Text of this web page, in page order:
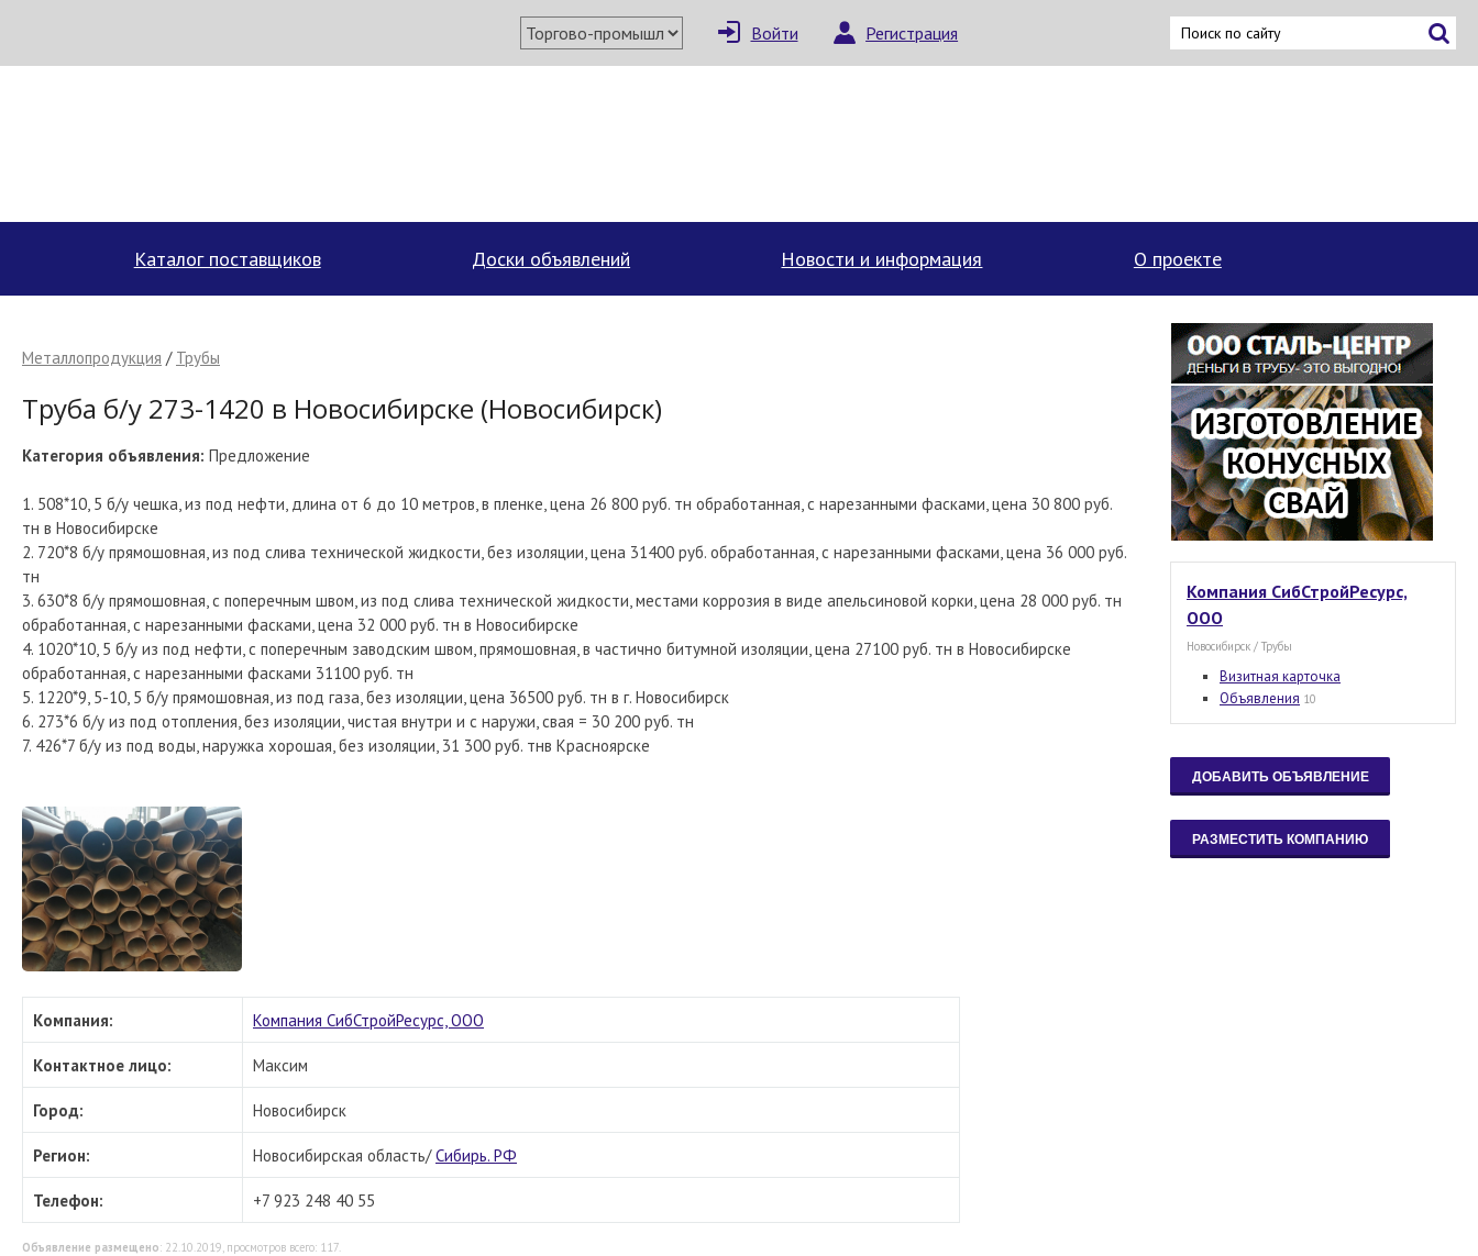
Войти Регистрация
Каталог поставщиков Доски объявлений Новости и информация О проекте
Металлопродукция / Трубы
Труба б/у 273-1420 в Новосибирске (Новосибирск)
Категория объявления: Предложение
1. 508*10, 5 б/у чешка, из под нефти, длина от 6 до 10 метров, в пленке, цена 26 800 руб. тн обработанная, с нарезанными фасками, цена 30 800 руб.
тн в Новосибирске
2. 720*8 б/у прямошовная, из под слива технической жидкости, без изоляции, цена 31400 руб. обработанная, с нарезанными фасками, цена 36 000 руб.
тн
3. 630*8 б/у прямошовная, с поперечным швом, из под слива технической жидкости, местами коррозия в виде апельсиновой корки, цена 28 000 руб. тн
обработанная, с нарезанными фасками, цена 32 000 руб. тн в Новосибирске
4. 1020*10, 5 б/у из под нефти, с поперечным заводским швом, прямошовная, в частично битумной изоляции, цена 27100 руб. тн в Новосибирске
обработанная, с нарезанными фасками 31100 руб. тн
5. 1220*9, 5-10, 5 б/у прямошовная, из под газа, без изоляции, цена 36500 руб. тн в г. Новосибирск
6. 273*6 б/у из под отопления, без изоляции, чистая внутри и с наружи, свая = 30 200 руб. тн
7. 426*7 б/у из под воды, наружка хорошая, без изоляции, 31 300 руб. тнв Красноярске
× Написать поставщику
Компания: Компания СибСтройРесурс, ООО
Контактное лицо: Максим
Город: Новосибирск
Регион: Новосибирская область/Сибирь. РФ
Телефон: +7 923 248 40 55
Объявление размещено: 22.10.2019, просмотров всего: 117.
Компания СибСтройРесурс,
ООО
Новосибирск / Трубы
Визитная карточка
Объявления 10